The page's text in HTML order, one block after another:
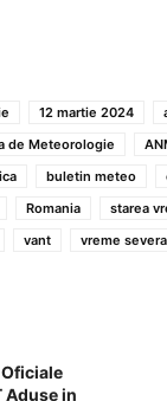
12 martie 2024
de Meteorologie
buletin meteo
Romania
starea
vant vreme severa
Aduse in